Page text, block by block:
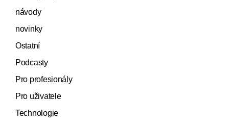
návody
novinky
Ostatní
Podcasty
Pro profesionály
Pro uživatele
Technologie